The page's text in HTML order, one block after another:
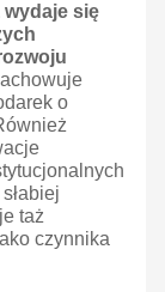
się
o
taż
czynnika